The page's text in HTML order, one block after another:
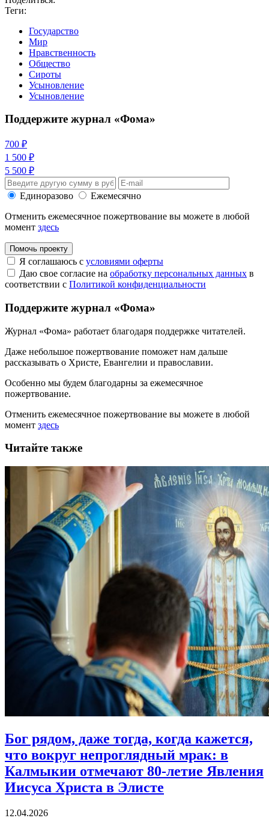
Теги:
Государство
Мир
Нравственность
Общество
Сироты
Усыновление
Усыновление
Поддержите журнал «Фома»
700 ₽
1 500 ₽
5 500 ₽
Единоразово
Ежемесячно
Отменить ежемесячное пожертвование вы можете в любой
момент здесь
Помочь проекту
Я соглашаюсь с условиями оферты
Даю свое согласие на обработку персональных данных в
соответствии с Политикой конфиденциальности
Поддержите журнал «Фома»
Журнал «Фома» работает благодаря поддержке читателей.
Даже небольшое пожертвование поможет нам дальше
рассказывать о Христе, Евангелии и православии.
Особенно мы будем благодарны за ежемесячное
пожертвование.
Отменить ежемесячное пожертвование вы можете в любой
момент здесь
Читайте также
Бог рядом, даже тогда, когда кажется,
что вокруг непроглядный мрак: в
Калмыкии отмечают 80‑летие Явления
Иисуса Христа в Элисте
12.04.2026